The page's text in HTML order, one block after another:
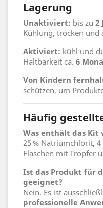
Lagerung
Unaktiviert: bis zu 2
Kühlung, trocken und
Aktiviert: kühl und
Haltbarkeit ca. 6
Von Kindern
schützen, um
Häufig
Was enthält das Kit
25 % Natriumchlorit, 4
Flaschen mit Tropfer
Ist das Produkt für
geeignet?
Nein. Es ist
professionelle